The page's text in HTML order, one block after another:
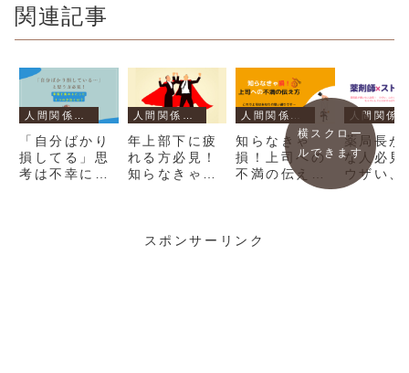
関連記事
「自分ばかり
損してる」思
考は不幸にな
年上部下に疲
れる方必見！
知らなきゃマ
知らなきゃ
損！上司への
不満の伝え方
≫これであな
薬局長が
な人必見
ウザい、
つく気持
横スクロー
ルできます
スポンサーリンク